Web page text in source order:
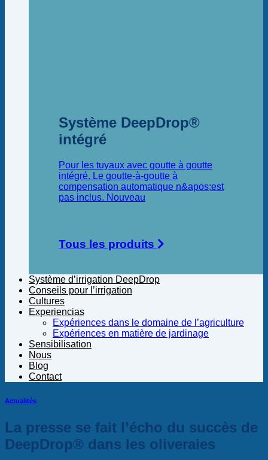
Système DeepDrop®
intégré
Pour les tuyaux avec goutte à goutte
intégré. Le goutte-à-goutte à
compensation automatique n&apos;est
pas inclus.
Tous les produits
Système d’irrigation DeepDrop
Conseils pour l’irrigation
Cultures
Experiencias
Expériences dans le domaine de l’agriculture
Expériences en matière de jardinage
Sensibilisation
Nous
Blog
Contact
Actualités
La presse se fait l’écho du succès de
DeepDrop® dans les oliveraies